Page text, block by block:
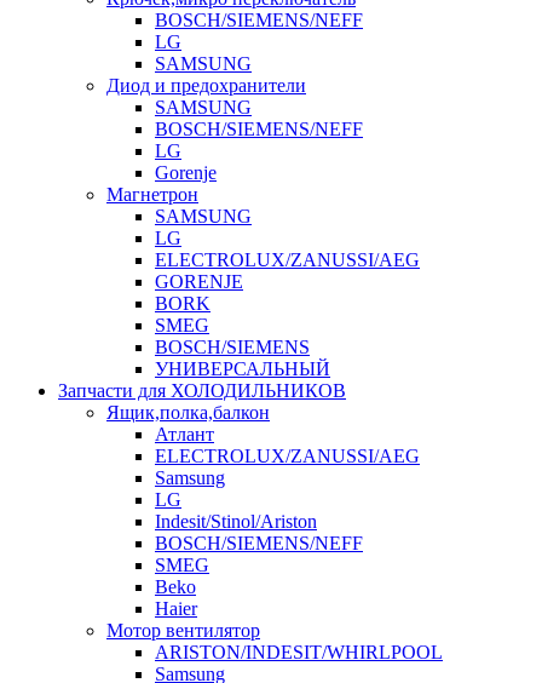
BOSCH/SIEMENS/NEFF
LG
SAMSUNG
Диод и предохранители
SAMSUNG
BOSCH/SIEMENS/NEFF
LG
Gorenje
Магнетрон
SAMSUNG
LG
ELECTROLUX/ZANUSSI/AEG
GORENJE
BORK
SMEG
BOSCH/SIEMENS
УНИВЕРСАЛЬНЫЙ
Запчасти для ХОЛОДИЛЬНИКОВ
Ящик,полка,балкон
Атлант
ELECTROLUX/ZANUSSI/AEG
Samsung
LG
Indesit/Stinol/Ariston
BOSCH/SIEMENS/NEFF
SMEG
Beko
Haier
Мотор вентилятор
ARISTON/INDESIT/WHIRLPOOL
Samsung